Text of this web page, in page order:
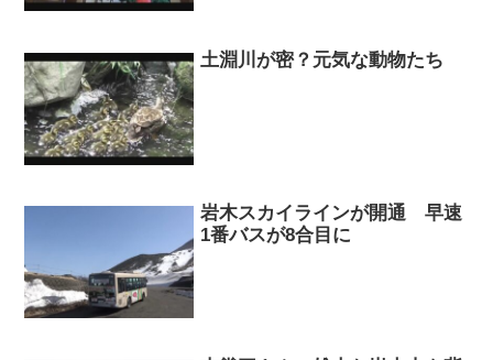
土淵川が密？元気な動物たち
岩木スカイラインが開通 早速
1番バスが8合目に